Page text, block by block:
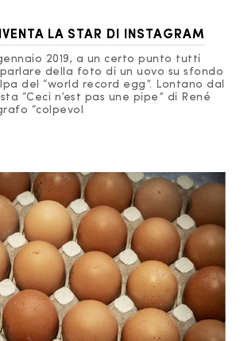
LA STAR DI INSTAGRAM
2019, a un certo punto tutti
della foto di un uovo su sfondo
del “world record egg”. Lontano dal
“Ceci n’est pas une pipe” di René
“colpevol